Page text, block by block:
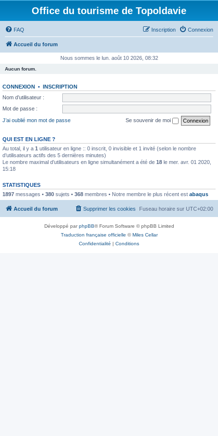
Office du tourisme de Topoldavie
FAQ Connexion
Inscription
Accueil du forum
Nous sommes le lun. août 10 2026, 08:32
Aucun forum.
CONNEXION • INSCRIPTION
Nom d’utilisateur :
Mot de passe :
J’ai oublié mon mot de passe
Se souvenir de moi
QUI EST EN LIGNE ?
Au total, il y a 1 utilisateur en ligne :: 0 inscrit, 0 invisible et 1 invité (selon le nombre
d’utilisateurs actifs des 5 dernières minutes)
Le nombre maximal d’utilisateurs en ligne simultanément a été de 18 le mer. avr. 01 2020,
15:18
STATISTIQUES
1897 messages • 380 sujets • 368 membres • Notre membre le plus récent est abaqus
Accueil du forum Fuseau horaire sur UTC+02:00
Supprimer les cookies
Développé parphpBB® Forum Software © phpBB Limited
Traduction française officielle ©Miles Cellar
Confidentialité | Conditions